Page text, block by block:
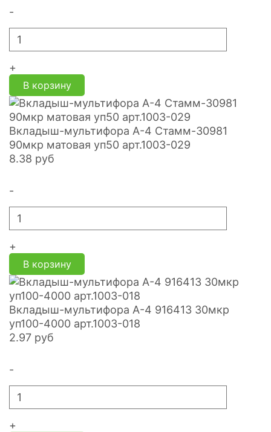
-
+
В корзину
Вкладыш-мультифора A-4 Стамм-30981
90мкр матовая уп50 арт.1003-029
8.38 руб
-
+
В корзину
Вкладыш-мультифора А-4 916413 30мкр
уп100-4000 арт.1003-018
2.97 руб
-
+